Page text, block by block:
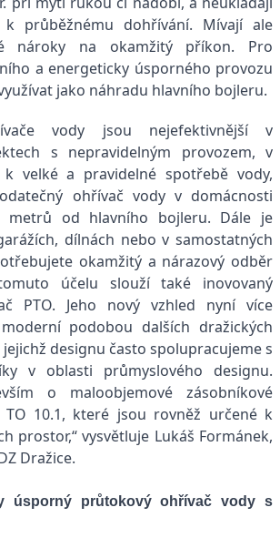
průběžnému dohřívání. Mívají ale
nároky na okamžitý příkon. Pro
a energeticky úsporného provozu
jako náhradu hlavního bojleru.
vody jsou nejefektivnější v
s nepravidelným provozem, v
k velké a pravidelné spotřebě vody,
ohřívač vody v domácnosti
metrů od hlavního bojleru. Dále je
dílnách nebo v samostatných
okamžitý a nárazový odběr
účelu slouží také inovovaný
PTO. Jeho nový vzhled nyní více
podobou dalších dražických
designu často spolupracujeme s
v oblasti průmyslového designu.
o maloobjemové zásobníkové
10.1, které jsou rovněž určené k
prostor,“ vysvětluje Lukáš Formánek,
Dražice.
úsporný průtokový ohřívač vody s